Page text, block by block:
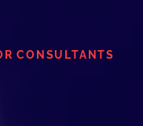
CONSULTANTS